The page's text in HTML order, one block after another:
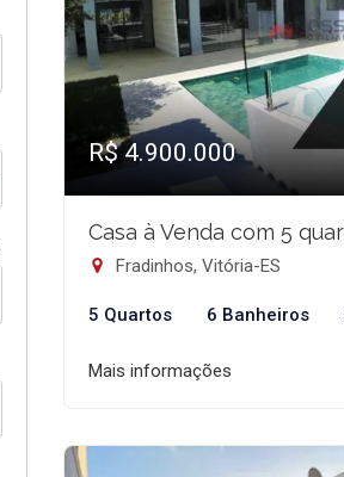
R$ 4.900.000
Casa à Venda com 5
Fradinhos, Vitória-ES
5 Quartos 6 Banheiros
Mais informações